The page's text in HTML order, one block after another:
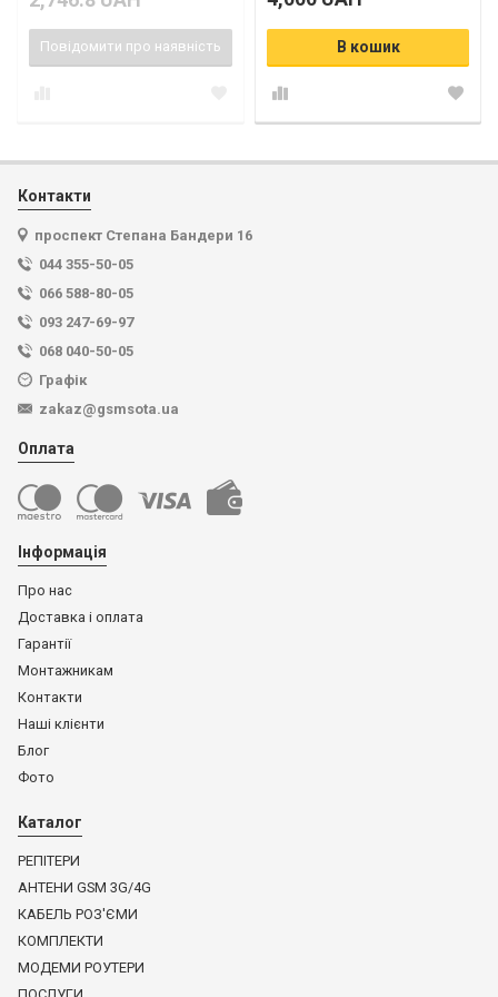
Повідомити про наявність В кошик
Контакти
проспект Степана Бандери 16
044 355-50-05
066 588-80-05
093 247-69-97
068 040-50-05
Графік
zakaz@gsmsota.ua
Оплата
Інформація
Про нас
Доставка і оплата
Гарантії
Монтажникам
Контакти
Наші клієнти
Блог
Фото
Каталог
РЕПІТЕРИ
АНТЕНИ GSM 3G/4G
КАБЕЛЬ РОЗ'ЄМИ
КОМПЛЕКТИ
МОДЕМИ РОУТЕРИ